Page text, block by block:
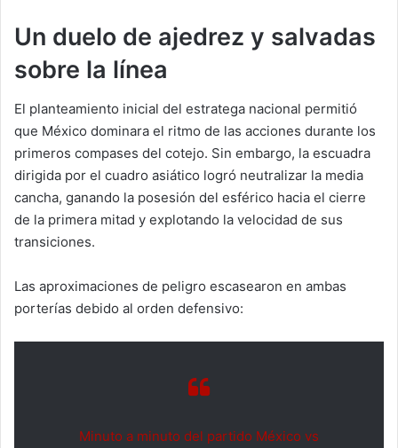
Un duelo de ajedrez y salvadas
sobre la línea
El planteamiento inicial del estratega nacional permitió
que México dominara el ritmo de las acciones durante los
primeros compases del cotejo. Sin embargo, la escuadra
dirigida por el cuadro asiático logró neutralizar la media
cancha, ganando la posesión del esférico hacia el cierre
de la primera mitad y explotando la velocidad de sus
transiciones.
Las aproximaciones de peligro escasearon en ambas
porterías debido al orden defensivo:
Minuto a minuto del partido México vs